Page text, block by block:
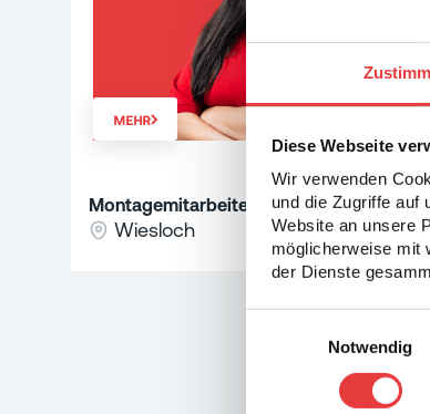
Diese Webseite
Wir verwenden
und die Zugriffe auf
Website an unsere
möglicherweise mit
der Dienste
Notwendig
MEHR
Montagemitarbeiter (m/w/d)
Wiesloch